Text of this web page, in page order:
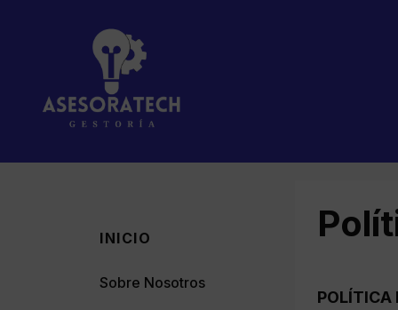
POLÍTICA
INICIO
Sobre Nosotros